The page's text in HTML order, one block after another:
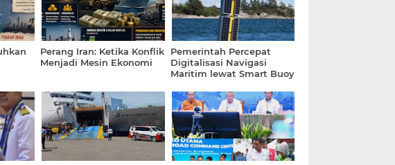
Perang Iran: Ketika Konflik
Menjadi Mesin Ekonomi
Pemerintah Percepat
Digitalisasi Navigasi
Maritim lewat Smart Buoy